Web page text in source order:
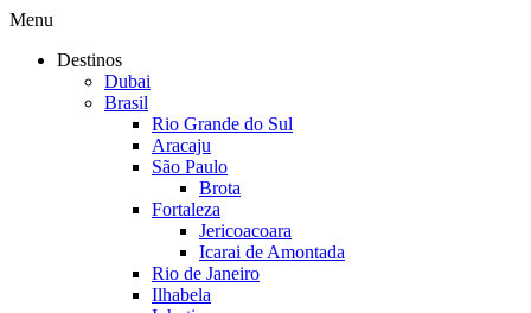
Menu
Destinos
Dubai
Brasil
Rio Grande do Sul
Aracaju
São Paulo
Brota
Fortaleza
Jericoacoara
Icarai de Amontada
Rio de Janeiro
Ilhabela